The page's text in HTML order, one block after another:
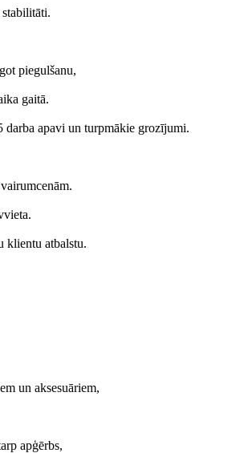
stabilitāti.
piegulšanu,
gaitā.
darba apavi un turpmākie grozījumi.
klientu atbalstu.
un aksesuāriem,
apģērbs,